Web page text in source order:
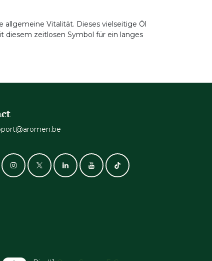
Vitalität. Dieses vielseitige Öl
diesem zeitlosen Symbol für ein langes